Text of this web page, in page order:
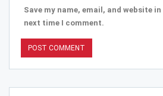
Save my name, email, and website
next time I comment.